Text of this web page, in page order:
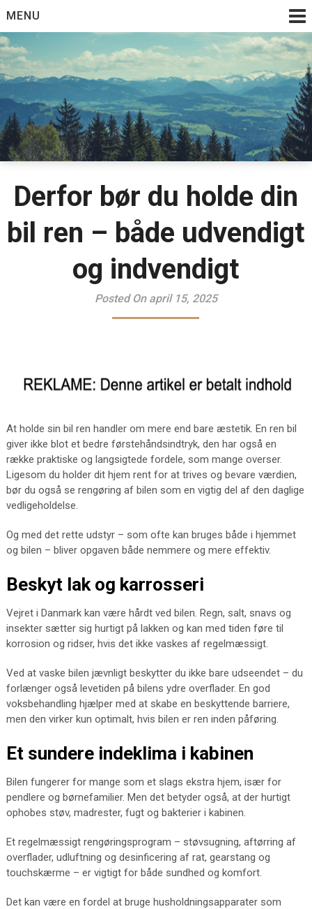
to
content
MENU
Derfor bør du holde din
bil ren – både udvendigt
og indvendigt
Posted On april 15, 2025
At holde sin bil ren handler om mere end bare æstetik. En ren bil
giver ikke blot et bedre førstehåndsindtryk, den har også en
række praktiske og langsigtede fordele, som mange overser.
Ligesom du holder dit hjem rent for at trives og bevare værdien,
bør du også se rengøring af bilen som en vigtig del af den daglige
vedligeholdelse.
Og med det rette udstyr – som ofte kan bruges både i hjemmet
og bilen – bliver opgaven både nemmere og mere effektiv.
Beskyt lak og karrosseri
Vejret i Danmark kan være hårdt ved bilen. Regn, salt, snavs og
insekter sætter sig hurtigt på lakken og kan med tiden føre til
korrosion og ridser, hvis det ikke vaskes af regelmæssigt.
Ved at vaske bilen jævnligt beskytter du ikke bare udseendet – du
forlænger også levetiden på bilens ydre overflader. En god
voksbehandling hjælper med at skabe en beskyttende barriere,
men den virker kun optimalt, hvis bilen er ren inden påføring.
Et sundere indeklima i kabinen
Bilen fungerer for mange som et slags ekstra hjem, især for
pendlere og børnefamilier. Men det betyder også, at der hurtigt
ophobes støv, madrester, fugt og bakterier i kabinen.
Et regelmæssigt rengøringsprogram – støvsugning, aftørring af
overflader, udluftning og desinficering af rat, gearstang og
touchskærme – er vigtigt for både sundhed og komfort.
Det kan være en fordel at bruge husholdningsapparater som